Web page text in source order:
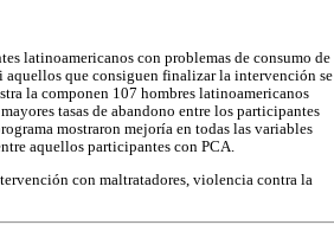
latinoamericanos con problemas de consumo de
aquellos que consiguen finalizar la intervención se
la componen 107 hombres latinoamericanos
tasas de abandono entre los participantes
mostraron mejoría en todas las variables
aquellos participantes con PCA.
con maltratadores, violencia contra la